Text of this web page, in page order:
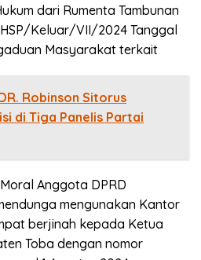
dari Rumenta Tambunan
Keluar/VII/2024 Tanggal
Masyarakat terkait
Robinson Sitorus
di Tiga Panelis Partai
Anggota DPRD
mengunakan Kantor
berjinah kepada Ketua
Toba dengan nomor